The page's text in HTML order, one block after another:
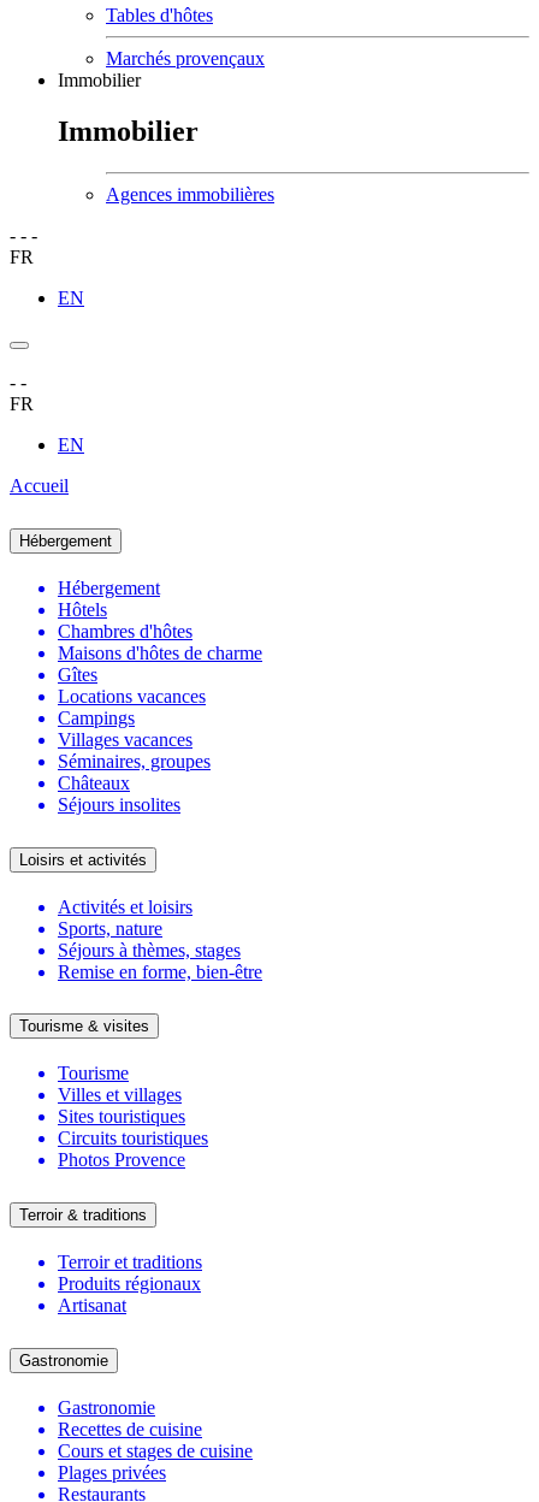
Tables d'hôtes
Marchés provençaux
Immobilier
Immobilier
Agences immobilières
- - -
FR
EN
- -
FR
EN
Accueil
Hébergement
Hébergement
Hôtels
Chambres d'hôtes
Maisons d'hôtes de charme
Gîtes
Locations vacances
Campings
Villages vacances
Séminaires, groupes
Châteaux
Séjours insolites
Loisirs et activités
Activités et loisirs
Sports, nature
Séjours à thèmes, stages
Remise en forme, bien-être
Tourisme & visites
Tourisme
Villes et villages
Sites touristiques
Circuits touristiques
Photos Provence
Terroir & traditions
Terroir et traditions
Produits régionaux
Artisanat
Gastronomie
Gastronomie
Recettes de cuisine
Cours et stages de cuisine
Plages privées
Restaurants